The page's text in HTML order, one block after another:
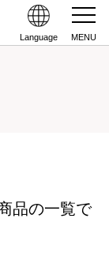
Language MENU
品の一覧で